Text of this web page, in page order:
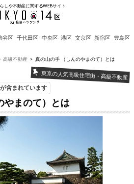
しや不動産に関するWEBサイト
谷区 千代田区 中央区 港区 文京区 新宿区
豊島区
高級不動産 真の山の手 （しんのやまのて）とは
東京の人気高級住宅街・高級不動産
含まれています
やまのて）とは